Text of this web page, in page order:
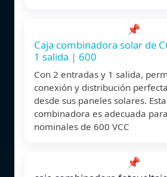
📌
Caja combinadora solar de
1 salida | 600
Con 2 entradas y 1 salida,
conexión y distribución
desde sus paneles solares.
combinadora es adecuada
nominales de 600 VCC
📌